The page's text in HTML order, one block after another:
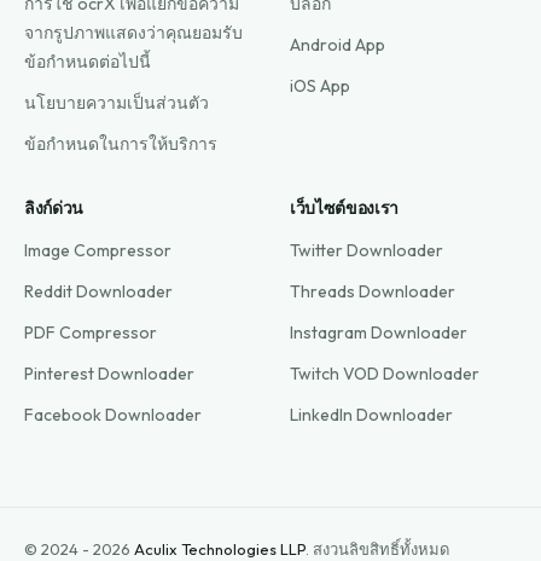
จากรูปภาพแสดงว่าคุณยอมรับ
ข้อกำหนดต่อไปนี้
นโยบายความเป็นส่วนตัว
ข้อกำหนดในการให้บริการ
Android App
iOS App
ลิงก์ด่วน
Image Compressor
Reddit Downloader
PDF Compressor
Pinterest Downloader
Facebook Downloader
เว็บไซต์ของเรา
Twitter Downloader
Threads Downloader
Instagram Downloader
Twitch VOD Downloader
LinkedIn Downloader
© 2024 - 2026 Aculix Technologies LLP สงวนลิขสิทธิ์ทั้งหมด